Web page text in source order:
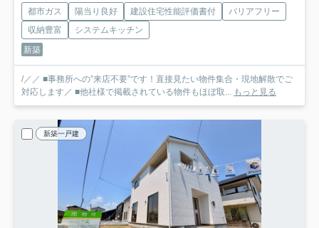
都市ガス 陽当り良好 建設住宅性能評価書付
バリアフリー
収納豊富
システムキッチン
新築
/／／ ■事務所への”来店不要”です！直接見たい物件集合・現地解散でご
対応します／ ■他社様で掲載されている物件もほぼ取... もっと見る
新築一戸建